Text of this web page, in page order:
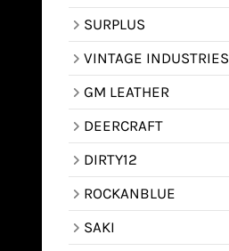
SURPLUS
VINTAGE INDUSTRIES
GM LEATHER
DEERCRAFT
DIRTY12
ROCKANBLUE
SAKI